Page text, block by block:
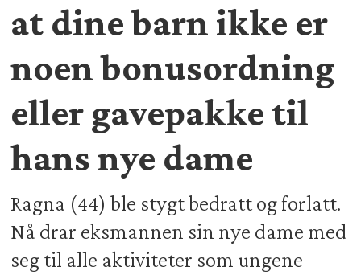
at dine barn ikke er
noen bonusordning
eller gavepakke til
hans nye dame
Ragna (44) ble stygt bedratt og forlatt.
Nå drar eksmannen sin nye dame med
seg til alle aktiviteter som ungene